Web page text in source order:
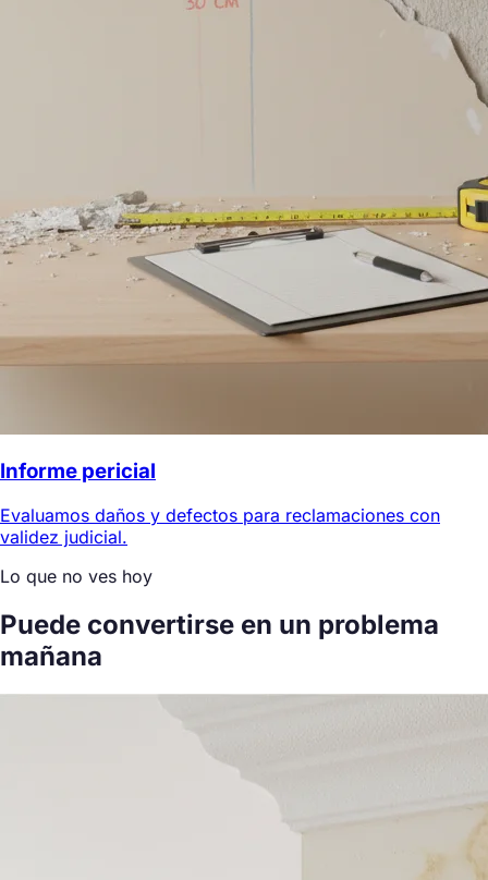
Informe pericial
Evaluamos daños y defectos para reclamaciones con
validez judicial.
Lo que no ves hoy
Puede convertirse en un problema
mañana